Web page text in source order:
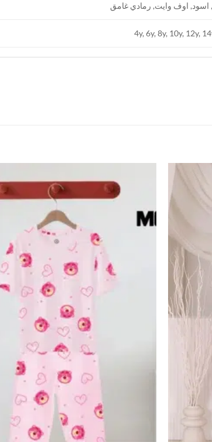
اسود, اوف وايت, رمادي غامق
4y, 6y, 8y, 10y, 12y,
اضف